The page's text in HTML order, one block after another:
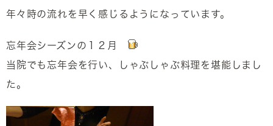
年々時の流れを早く感じるようになっています。
忘年会シーズンの１２月
当院でも忘年会を行い、しゃぶしゃぶ料理を堪能しまし
た。